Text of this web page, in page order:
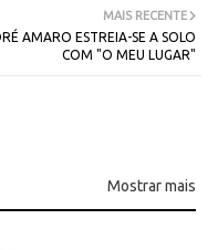
MAIS RECENTE
AMARO ESTREIA-SE A SOLO
COM "O MEU LUGAR"
Mostrar mais